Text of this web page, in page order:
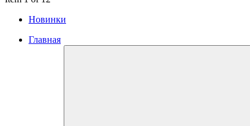
Новинки
Главная